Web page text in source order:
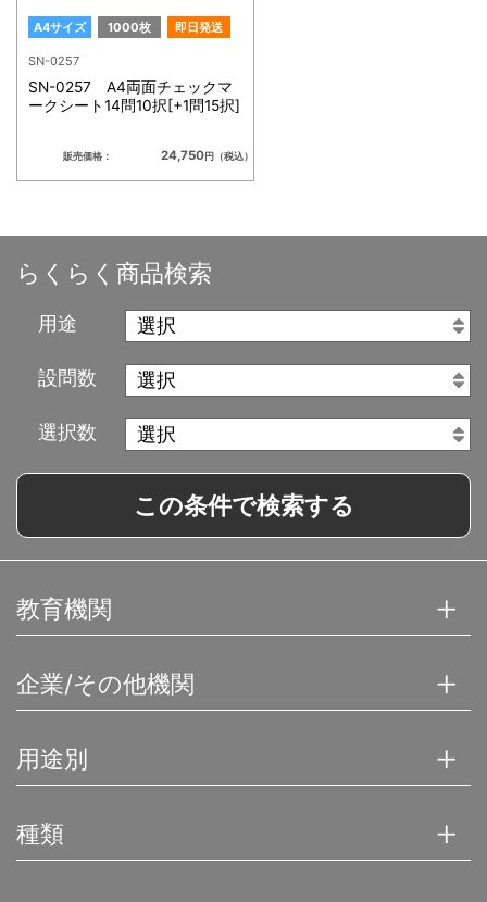
A4サイズ 1000枚 即日発送
SN-0257
SN-0257 A4両面チェックマ
ークシート14問10択[+1問15択]
販売価格： 24,750円（税込）
らくらく商品検索
用途
設問数
選択数
この条件で検索する
教育機関
企業/その他機関
用途別
種類